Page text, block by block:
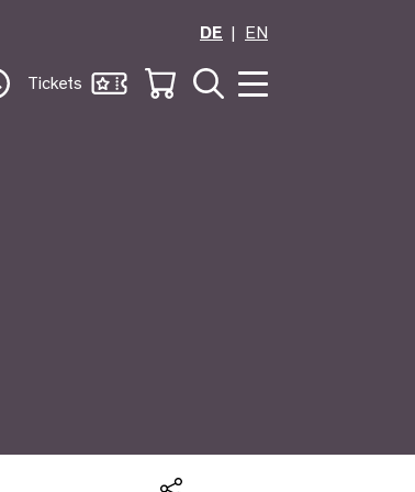
DE
EN
Tickets